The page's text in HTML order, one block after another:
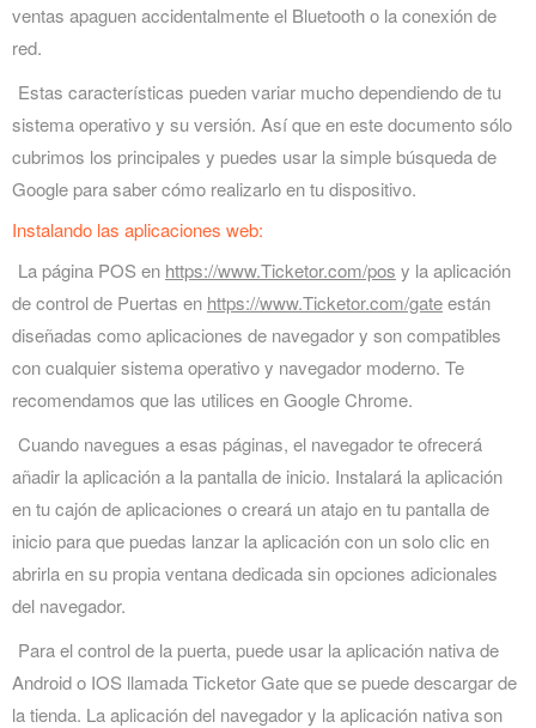
ventas apaguen accidentalmente el Bluetooth o la conexión de
red.
Estas características pueden variar mucho dependiendo de tu
sistema operativo y su versión. Así que en este documento sólo
cubrimos los principales y puedes usar la simple búsqueda de
Google para saber cómo realizarlo en tu dispositivo.
Instalando las aplicaciones web:
La página POS en https://www.Ticketor.com/pos y la aplicación
de control de Puertas en https://www.Ticketor.com/gateestán
diseñadas como aplicaciones de navegador y son compatibles
con cualquier sistema operativo y navegador moderno. Te
recomendamos que las utilices en Google Chrome.
Cuando navegues a esas páginas, el navegador te ofrecerá
añadir la aplicación a la pantalla de inicio. Instalará la aplicación
en tu cajón de aplicaciones o creará un atajo en tu pantalla de
inicio para que puedas lanzar la aplicación con un solo clic en
abrirla en su propia ventana dedicada sin opciones adicionales
del navegador.
Para el control de la puerta, puede usar la aplicación nativa de
Android o IOS llamada Ticketor Gate que se puede descargar de
la tienda. La aplicación del navegador y la aplicación nativa son